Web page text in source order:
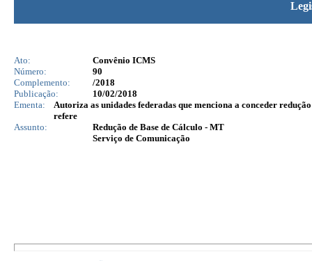
Ato:
Convênio ICMS
Número:
90
Complemento:
/2018
Publicação:
10/02/2018
Ementa:
Autoriza as unidades federadas que menciona a conceder
refere
Assunto:
Redução de Base de Cálculo - MT
Serviço de Comunicação